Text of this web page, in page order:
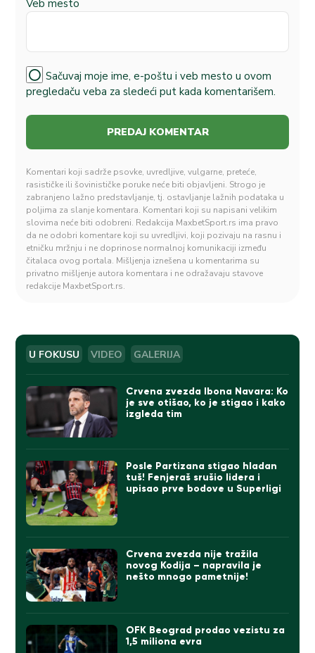
Veb mesto
Sačuvaj moje ime, e-poštu i veb mesto u ovom
pregledaču veba za sledeći put kada komentarišem.
Komentari koji sadrže psovke, uvredljive, vulgarne, preteće,
rasističke ili šovinističke poruke neće biti objavljeni. Strogo je
zabranjeno lažno predstavljanje, tj. ostavljanje lažnih podataka u
poljima za slanje komentara. Komentari koji su napisani velikim
slovima neće biti odobreni. Redakcija MaxbetSport.rs ima pravo
da ne odobri komentare koji su uvredljivi, koji pozivaju na rasnu i
etničku mržnju i ne doprinose normalnoj komunikaciji između
čitalaca ovog portala. Mišljenja iznešena u komentarima su
privatno mišljenje autora komentara i ne odražavaju stavove
redakcije MaxbetSport.rs.
U FOKUSU VIDEO GALERIJA
Crvena zvezda Ibona Navara: Ko
je sve otišao, ko je stigao i kako
izgleda tim
Posle Partizana stigao hladan
tuš! Fenjeraš srušio lidera i
upisao prve bodove u Superligi
Crvena zvezda nije tražila
novog Kodija – napravila je
nešto mnogo pametnije!
OFK Beograd prodao vezistu za
1,5 miliona evra